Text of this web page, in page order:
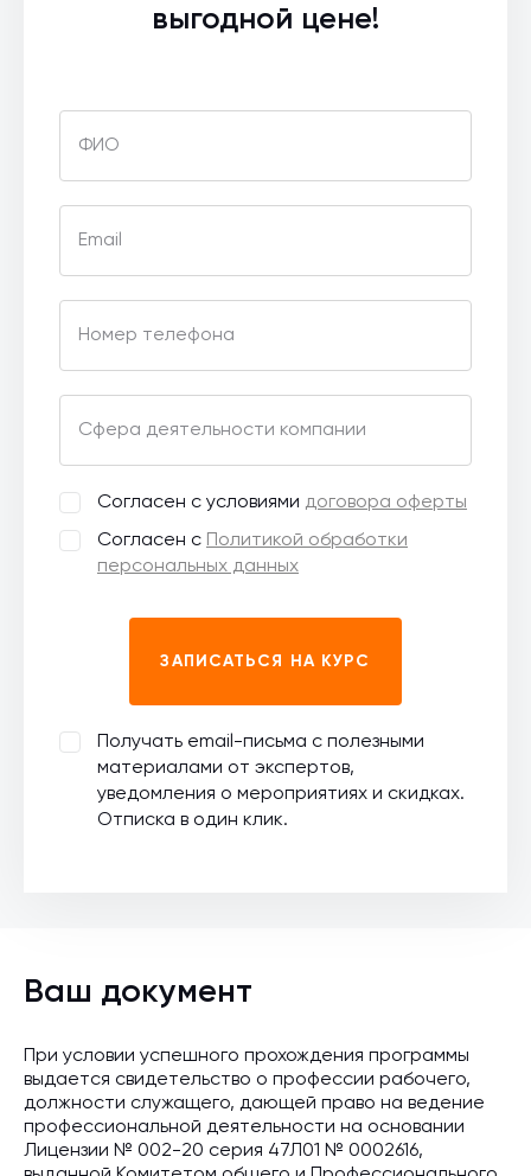
выгодной цене!
ФИО
Email
Номер телефона
Сфера деятельности компании
Согласен с условиями договора оферты
Согласен с
Политикой обработки
персональных данных
ЗАПИСАТЬСЯ НА КУРС
Получать email-письма с полезными
материалами от экспертов,
уведомления о мероприятиях и скидках.
Отписка в один клик.
Ваш документ
При условии успешного прохождения программы
выдается свидетельство о профессии рабочего,
должности служащего, дающей право на ведение
профессиональной деятельности на основании
Лицензии № 002-20 серия 47Л01 № 0002616,